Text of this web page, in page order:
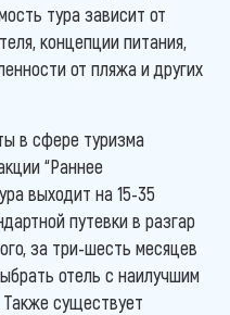
тура зависит от
концепции питания,
от пляжа и других
в сфере туризма
“Раннее
выходит на 15-35
путевки в разгар
за три-шесть месяцев
отель с наилучшим
существует